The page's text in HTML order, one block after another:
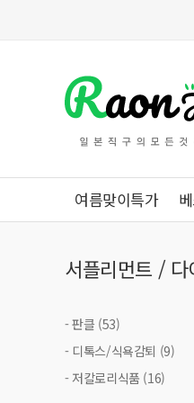
여름맞이특가
서플리먼트 /
- 판클 (53)
- 디톡스/식욕감퇴 (9)
- 저칼로리식품 (16)